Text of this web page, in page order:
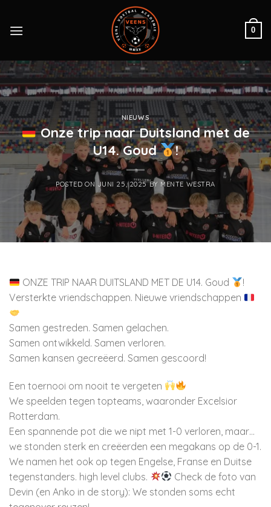
content
0
NIEUWS
Onze trip naar Duitsland met de
U14. Goud
!
POSTED ON JUNI 25, 2025BY MENTE WESTRA
ONZE TRIP NAAR DUITSLAND MET DE U14. Goud
!
Versterkte vriendschappen. Nieuwe vriendschappen
Samen gestreden. Samen gelachen.
Samen ontwikkeld. Samen verloren.
Samen kansen gecreëerd. Samen gescoord!
Een toernooi om nooit te vergeten
We speelden tegen topteams, waaronder Excelsior
Rotterdam.
Een spannende pot die we nipt met 1-0 verloren, maar…
we stonden sterk en creëerden een megakans op de 0-1.
We namen het ook op tegen Engelse, Franse en Duitse
tegenstanders. high level clubs.
Check de foto van
Devin (en Anko in de story): We stonden soms echt